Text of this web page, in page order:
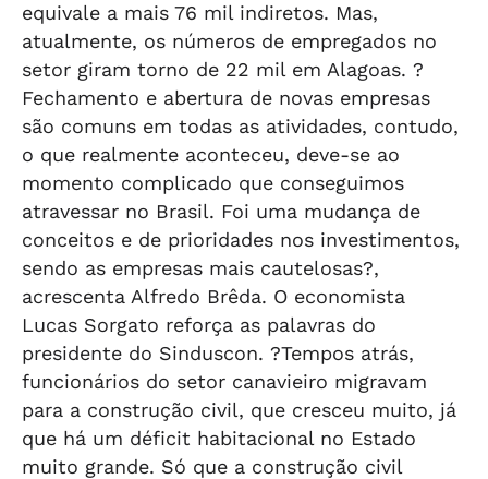
equivale a mais 76 mil indiretos. Mas,
atualmente, os números de empregados no
setor giram torno de 22 mil em Alagoas. ?
Fechamento e abertura de novas empresas
são comuns em todas as atividades, contudo,
o que realmente aconteceu, deve-se ao
momento complicado que conseguimos
atravessar no Brasil. Foi uma mudança de
conceitos e de prioridades nos investimentos,
sendo as empresas mais cautelosas?,
acrescenta Alfredo Brêda. O economista
Lucas Sorgato reforça as palavras do
presidente do Sinduscon. ?Tempos atrás,
funcionários do setor canavieiro migravam
para a construção civil, que cresceu muito, já
que há um déficit habitacional no Estado
muito grande. Só que a construção civil